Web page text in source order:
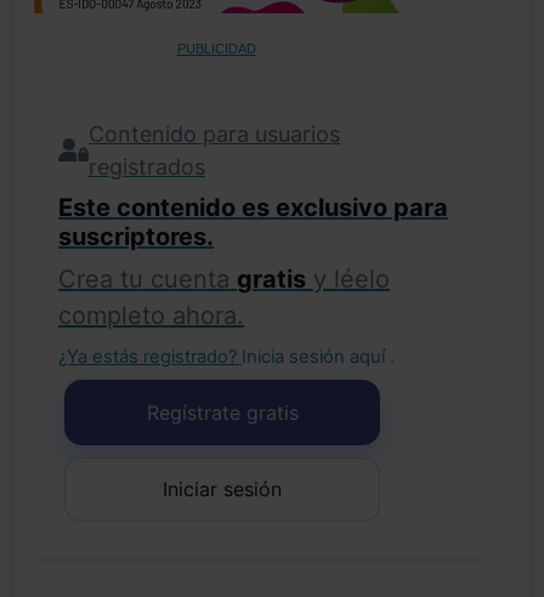
PUBLICIDAD
Contenido para usuarios
registrados
Este contenido es exclusivo para
suscriptores.
Crea tu cuenta gratis y léelo
completo ahora.
¿Ya estás registrado? Inicia sesión aquí .
Regístrate gratis
Iniciar sesión